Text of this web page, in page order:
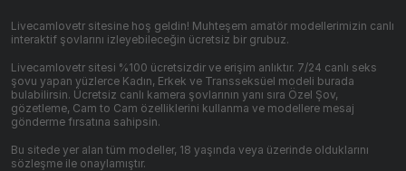
Livecamlovetr sitesine hoş geldin! Muhteşem amatör modellerimizin canlı
interaktif şovlarını izleyebileceğin ücretsiz bir grubuz.
Livecamlovetr sitesi %100 ücretsizdir ve erişim anlıktır. 7/24 canlı seks
şovu yapan yüzlerce Kadın, Erkek ve Transseksüel modeli burada
bulabilirsin. Ücretsiz canlı kamera şovlarının yanı sıra Özel Şov,
gözetleme, Cam to Cam özelliklerini kullanma ve modellere mesaj
gönderme fırsatına sahipsin.
Bu sitede yer alan tüm modeller, 18 yaşında veya üzerinde olduklarını
sözleşme ile onaylamıştır.